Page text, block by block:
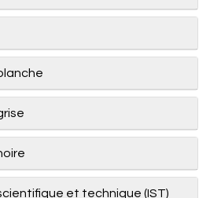
et technique (IST)